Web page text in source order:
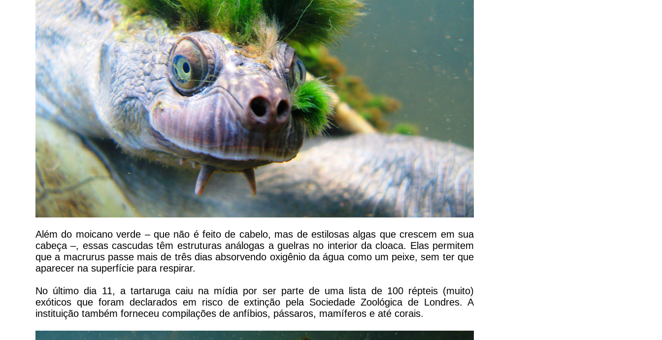
Além do moicano verde – que não é feito de cabelo, mas de estilosas algas que crescem em sua
cabeça –, essas cascudas têm estruturas análogas a guelras no interior da cloaca. Elas permitem
que a macrurus passe mais de três dias absorvendo oxigênio da água como um peixe, sem ter que
aparecer na superfície para respirar.
No último dia 11, a tartaruga caiu na mídia por ser parte de uma lista de 100 répteis (muito)
exóticos que foram declarados em risco de extinção pela Sociedade Zoológica de Londres. A
instituição também forneceu compilações de anfíbios, pássaros, mamíferos e até corais.